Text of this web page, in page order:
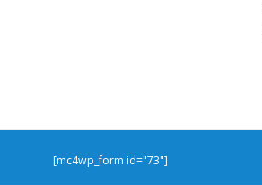
[mc4wp_form id="73"]